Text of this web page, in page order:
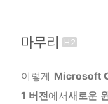
마무리
이렇게 Microsoft
1 버전에서새로운